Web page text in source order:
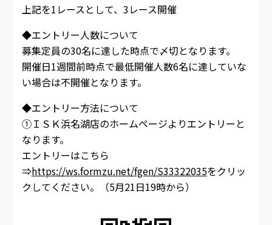
上記を1レースとして、3レース開催
◆エントリー人数について
募集定員の30名に達した時点で〆切となります。
開催日1週間前時点で最低開催人数6名に達していな
い場合は不開催となります。
◆エントリー方法について
①ＩＳＫ浜名湖店のホームページよりエントリーと
なります。
エントリーはこちら
⇒https://ws.formzu.net/fgen/S33322035をクリッ
クしてください。（5月21日19時から）